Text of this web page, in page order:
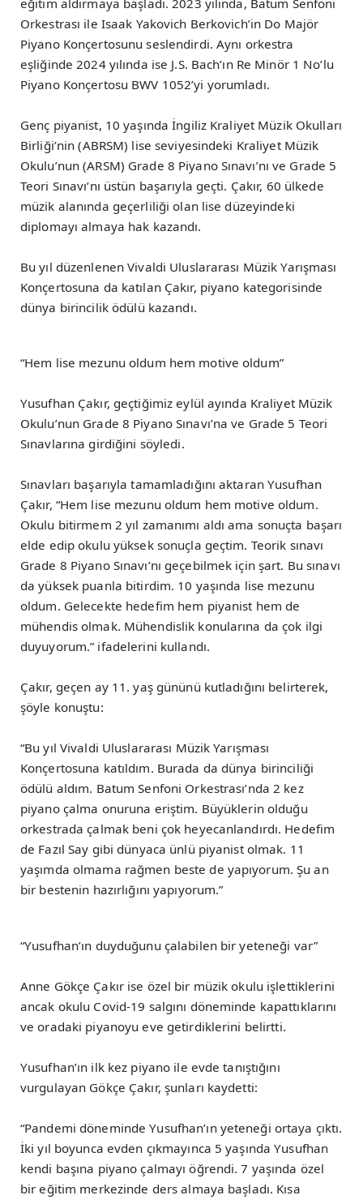
eğitim aldırmaya başladı. 2023 yılında, Batum Senfoni
Orkestrası ile Isaak Yakovich Berkovich’in Do Majör
Piyano Konçertosunu seslendirdi. Aynı orkestra
eşliğinde 2024 yılında ise J.S. Bach’ın Re Minör 1 No’lu
Piyano Konçertosu BWV 1052’yi yorumladı.
Genç piyanist, 10 yaşında İngiliz Kraliyet Müzik Okulları
Birliği’nin (ABRSM) lise seviyesindeki Kraliyet Müzik
Okulu’nun (ARSM) Grade 8 Piyano Sınavı’nı ve Grade 5
Teori Sınavı’nı üstün başarıyla geçti. Çakır, 60 ülkede
müzik alanında geçerliliği olan lise düzeyindeki
diplomayı almaya hak kazandı.
Bu yıl düzenlenen Vivaldi Uluslararası Müzik Yarışması
Konçertosuna da katılan Çakır, piyano kategorisinde
dünya birincilik ödülü kazandı.
“Hem lise mezunu oldum hem motive oldum”
Yusufhan Çakır, geçtiğimiz eylül ayında Kraliyet Müzik
Okulu’nun Grade 8 Piyano Sınavı’na ve Grade 5 Teori
Sınavlarına girdiğini söyledi.
Sınavları başarıyla tamamladığını aktaran Yusufhan
Çakır, “Hem lise mezunu oldum hem motive oldum.
Okulu bitirmem 2 yıl zamanımı aldı ama sonuçta başarı
elde edip okulu yüksek sonuçla geçtim. Teorik sınavı
Grade 8 Piyano Sınavı’nı geçebilmek için şart. Bu sınavı
da yüksek puanla bitirdim. 10 yaşında lise mezunu
oldum. Gelecekte hedefim hem piyanist hem de
mühendis olmak. Mühendislik konularına da çok ilgi
duyuyorum.” ifadelerini kullandı.
Çakır, geçen ay 11. yaş gününü kutladığını belirterek,
şöyle konuştu:
“Bu yıl Vivaldi Uluslararası Müzik Yarışması
Konçertosuna katıldım. Burada da dünya birinciliği
ödülü aldım. Batum Senfoni Orkestrası’nda 2 kez
piyano çalma onuruna eriştim. Büyüklerin olduğu
orkestrada çalmak beni çok heyecanlandırdı. Hedefim
de Fazıl Say gibi dünyaca ünlü piyanist olmak. 11
yaşımda olmama rağmen beste de yapıyorum. Şu an
bir bestenin hazırlığını yapıyorum.”
“Yusufhan’ın duyduğunu çalabilen bir yeteneği var”
Anne Gökçe Çakır ise özel bir müzik okulu işlettiklerini
ancak okulu Covid-19 salgını döneminde kapattıklarını
ve oradaki piyanoyu eve getirdiklerini belirtti.
Yusufhan’ın ilk kez piyano ile evde tanıştığını
vurgulayan Gökçe Çakır, şunları kaydetti:
“Pandemi döneminde Yusufhan’ın yeteneği ortaya çıktı.
İki yıl boyunca evden çıkmayınca 5 yaşında Yusufhan
kendi başına piyano çalmayı öğrendi. 7 yaşında özel
bir eğitim merkezinde ders almaya başladı. Kısa